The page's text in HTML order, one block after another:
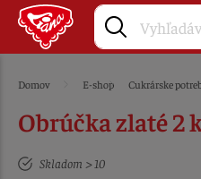
Domov E-shop Cukrárske
Obrúčka zlaté 2
Skladom > 10